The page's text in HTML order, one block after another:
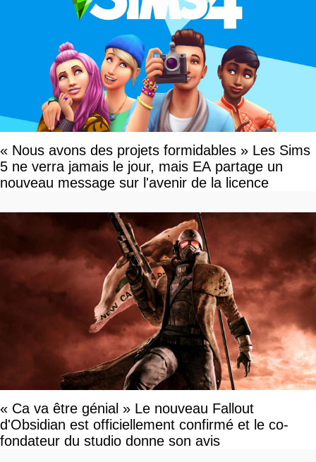
« Nous avons des projets formidables » Les Sims
5 ne verra jamais le jour, mais EA partage un
nouveau message sur l'avenir de la licence
« Ca va être génial » Le nouveau Fallout
d'Obsidian est officiellement confirmé et le co-
fondateur du studio donne son avis